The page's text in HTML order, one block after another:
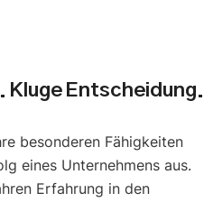
Kluge Entscheidung.
besonderen Fähigkeiten
eines Unternehmens aus.
Erfahrung in den